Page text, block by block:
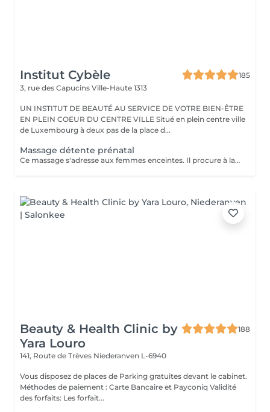
Institut Cybèle
185
3, rue des Capucins Ville-Haute 1313
UN INSTITUT DE BEAUTÉ AU SERVICE DE VOTRE BIEN-ÊTRE
EN PLEIN COEUR DU CENTRE VILLE Situé en plein centre ville
de Luxembourg à deux pas de la place d...
Massage détente prénatal
Ce massage s'adresse aux femmes enceintes. Il procure à la future maman un grand moment de réconfort, réduit le stress, soulage les douleurs aux jambes et atténue l'inconfort de la pression du nerf sciatique. A partir du troisième mois jusqu'au terme de la grossesse.
Beauty & Health Clinic by
Yara Louro
188
141, Route de Trèves Niederanven L-6940
Vous disposez de places de Parking gratuites devant le cabinet.
Méthodes de paiement : Carte Bancaire et Payconiq Validité
des forfaits: Les forfait...